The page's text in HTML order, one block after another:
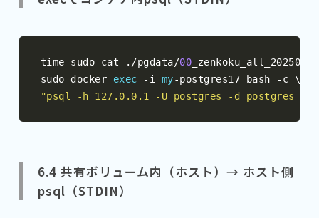
time sudo cat ./pgdata/00 _zenkoku_all_20250530
sudo docker exec - i my-postgres17 bash -
"psql -h 127.0.0.1 -U postgres -d postgres -
6.4 共有ボリューム内（ホスト）→ ホスト側
psql（STDIN）